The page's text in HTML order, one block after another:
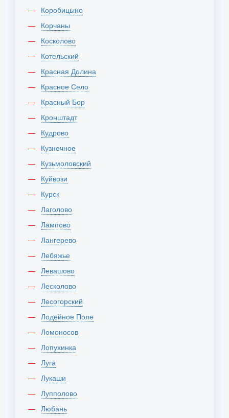
Коробицыно
Корчаны
Косколово
Котельский
Красная Долина
Красное Село
Красный Бор
Кронштадт
Кудрово
Кузнечное
Кузьмоловский
Куйвози
Курск
Лаголово
Лампово
Лангерево
Лебяжье
Левашово
Лесколово
Лесогорский
Лодейное Поле
Ломоносов
Лопухинка
Луга
Лукаши
Лупполово
Любань